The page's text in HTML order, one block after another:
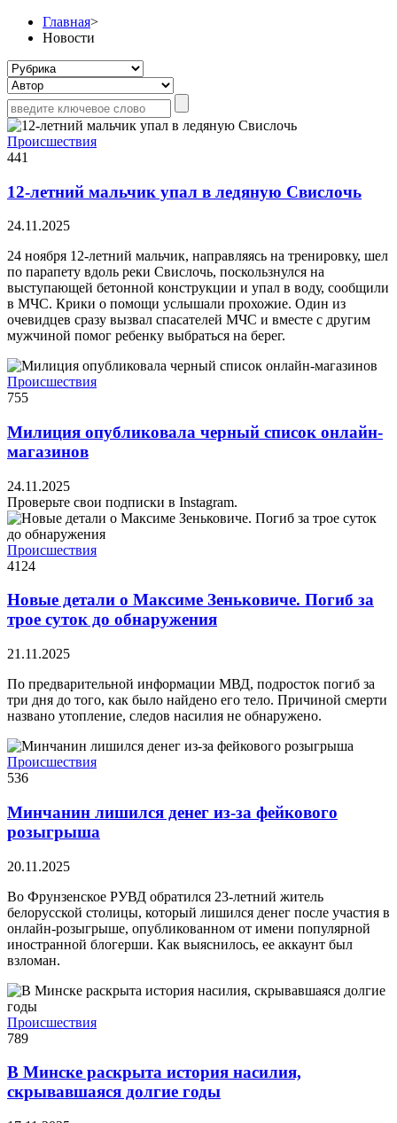
Главная>
Новости
Происшествия
441
12-летний мальчик упал в ледяную Свислочь
24.11.2025
24 ноября 12-летний мальчик, направляясь на тренировку, шел
по парапету вдоль реки Свислочь, поскользнулся на
выступающей бетонной конструкции и упал в воду, сообщили
в МЧС. Крики о помощи услышали прохожие. Один из
очевидцев сразу вызвал спасателей МЧС и вместе с другим
мужчиной помог ребенку выбраться на берег.
Происшествия
755
Милиция опубликовала черный список онлайн-
магазинов
24.11.2025
Проверьте свои подписки в Instagram.
Происшествия
4124
Новые детали о Максиме Зеньковиче. Погиб за
трое суток до обнаружения
21.11.2025
По предварительной информации МВД, подросток погиб за
три дня до того, как было найдено его тело. Причиной смерти
названо утопление, следов насилия не обнаружено.
Происшествия
536
Минчанин лишился денег из-за фейкового
розыгрыша
20.11.2025
Во Фрунзенское РУВД обратился 23-летний житель
белорусской столицы, который лишился денег после участия в
онлайн-розыгрыше, опубликованном от имени популярной
иностранной блогерши. Как выяснилось, ее аккаунт был
взломан.
Происшествия
789
В Минске раскрыта история насилия,
скрывавшаяся долгие годы